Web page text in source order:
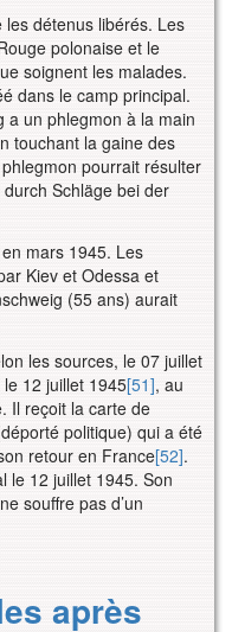
détenus libérés. Les
polonaise et le
soignent les malades.
dans le camp principal.
a un phlegmon à la main
touchant la gaine des
pourrait résulter
Schläge bei der
mars 1945. Les
Kiev et Odessa et
(55 ans) aurait
les sources, le 07 juillet
le 12 juillet 1945[51], au
Il reçoit la carte de
politique) qui a été
retour en France[52].
le 12 juillet 1945. Son
souffre pas d’un
après